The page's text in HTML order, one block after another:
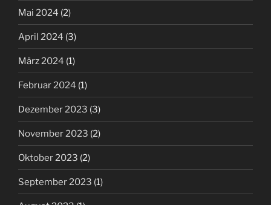
Mai 2024 (2)
April 2024 (3)
März 2024 (1)
Februar 2024 (1)
Dezember 2023 (3)
November 2023 (2)
Oktober 2023 (2)
September 2023 (1)